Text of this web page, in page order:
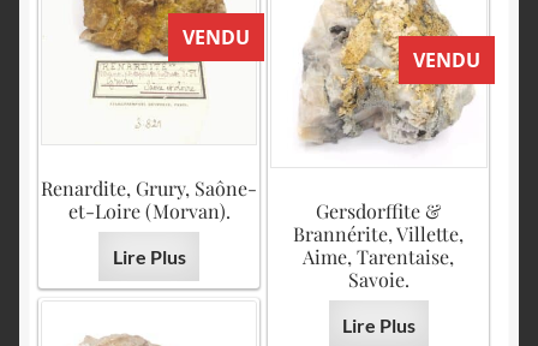
VENDU
Renardite, Grury, Saône-
et-Loire (Morvan).
Lire Plus
VENDU
Gersdorffite &
Brannérite, Villette,
Aime, Tarentaise,
Savoie.
Lire Plus